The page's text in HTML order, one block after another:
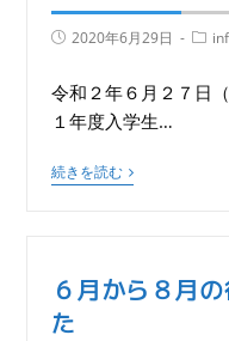
2020年6月29日
令和２年６月２７日
１年度入学生…
続きを読む
６月から８月
た